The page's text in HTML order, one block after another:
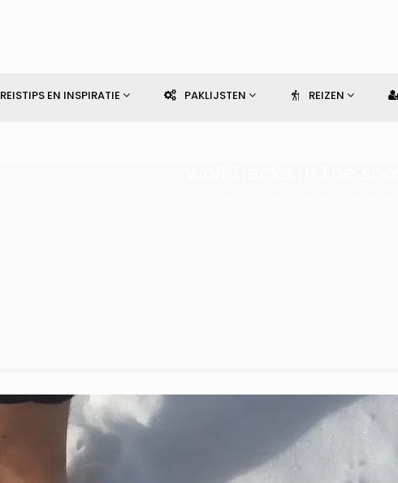
REISTIPS EN INSPIRATIE PAKLIJSTEN REIZEN